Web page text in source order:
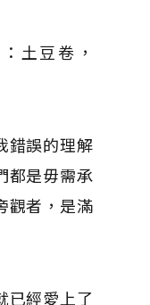
土豆卷，
錯誤的理解
都是毋需承
觀者，是滿
已經愛上了